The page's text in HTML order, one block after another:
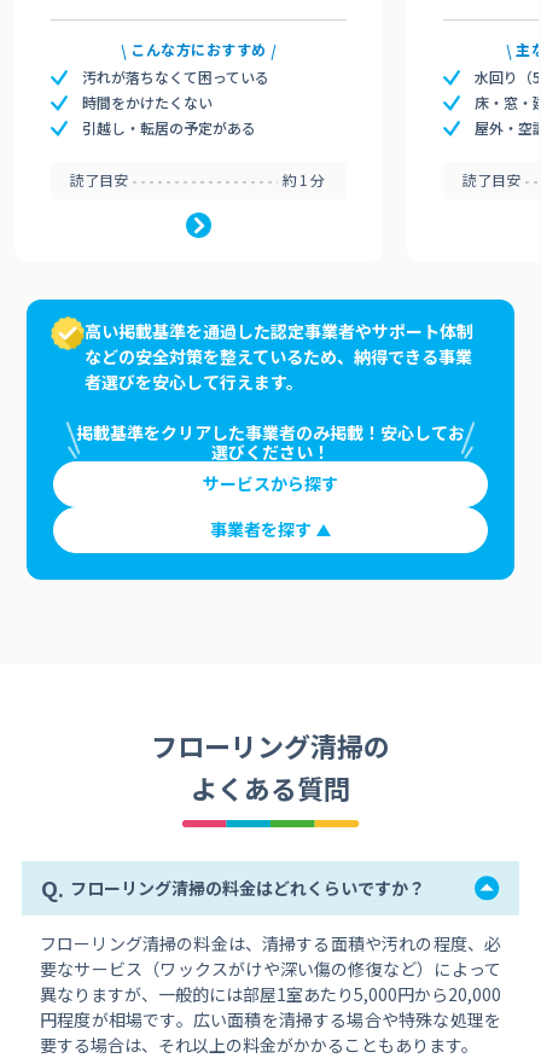
こんな方におすすめ
汚れが落ちなくて困っている
時間をかけたくない
引越し・転居の予定がある
読了目安 約1分
主
水回り（
床・窓・
屋外・空
読了目安
高い掲載基準を通過した認定事業者やサポート体制
などの安全対策を整えているため、納得できる事業
者選びを安心して行えます。
掲載基準をクリアした事業者のみ掲載！安心してお
選びください！
サービスから探す
事業者を探す
フローリング清掃の
よくある質問
Q. フローリング清掃の料金はどれくらいですか？
フローリング清掃の料金は、清掃する面積や汚れの程度、必
要なサービス（ワックスがけや深い傷の修復など）によって
異なりますが、一般的には部屋1室あたり5,000円から20,000
円程度が相場です。広い面積を清掃する場合や特殊な処理を
要する場合は、それ以上の料金がかかることもあります。